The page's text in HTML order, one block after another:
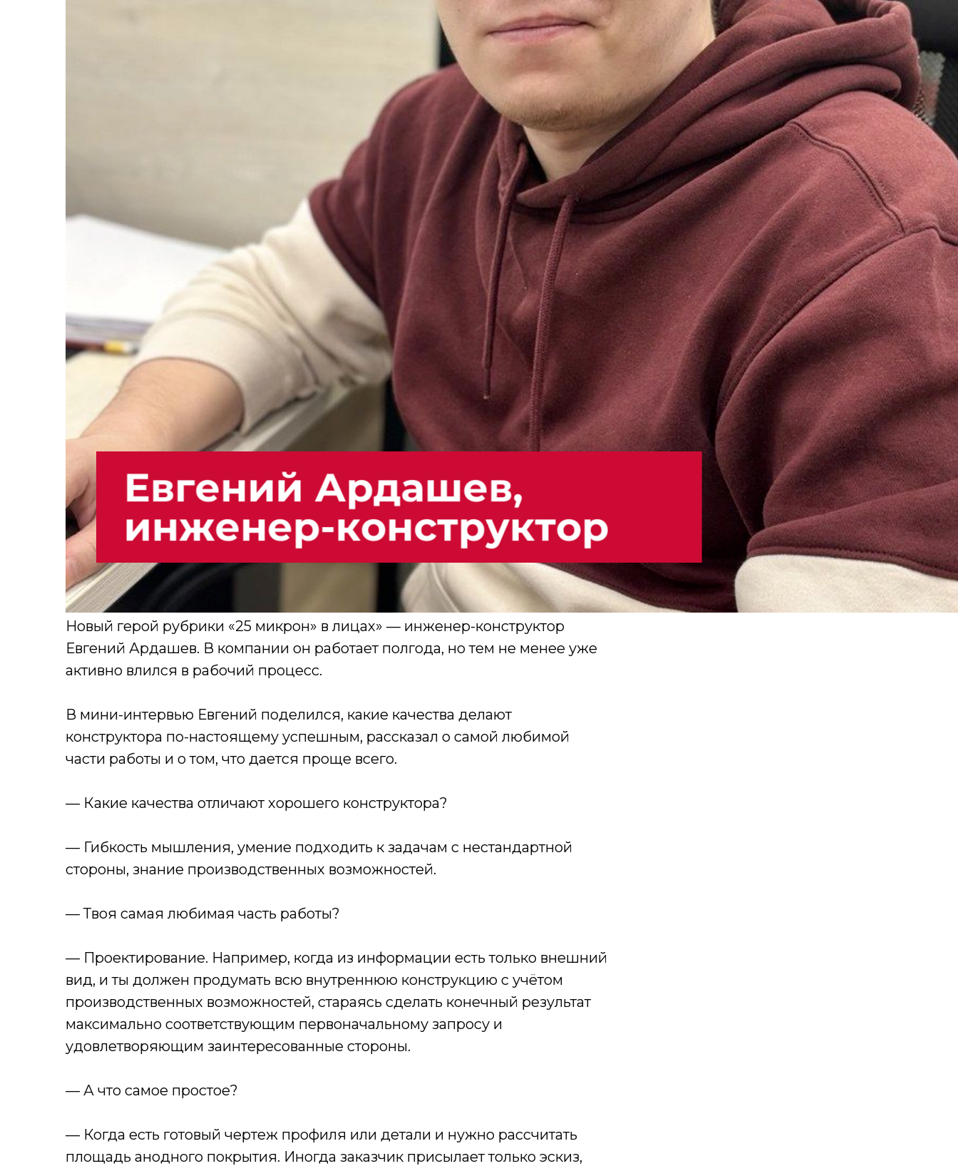
Новый герой рубрики «25 микрон» в лицах» — инженер-конструктор
Евгений Ардашев. В компании он работает полгода, но тем не менее уже
активно влился в рабочий процесс.
В мини-интервью Евгений поделился, какие качества делают
конструктора по-настоящему успешным, рассказал о самой любимой
части работы и о том, что дается проще всего.
— Какие качества отличают хорошего конструктора?
— Гибкость мышления, умение подходить к задачам с нестандартной
стороны, знание производственных возможностей.
— Твоя самая любимая часть работы?
— Проектирование. Например, когда из информации есть только внешний
вид, и ты должен продумать всю внутреннюю конструкцию с учётом
производственных возможностей, стараясь сделать конечный результат
максимально соответствующим первоначальному запросу и
удовлетворяющим заинтересованные стороны.
— А что самое простое?
— Когда есть готовый чертеж профиля или детали и нужно рассчитать
площадь анодного покрытия. Иногда заказчик присылает только эскиз,